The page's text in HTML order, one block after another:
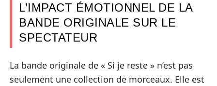
L’IMPACT ÉMOTIONNEL DE LA
BANDE ORIGINALE SUR LE
SPECTATEUR
La bande originale de « Si je reste » n’est pas
seulement une collection de morceaux. Elle est